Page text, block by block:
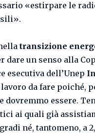
«estirpare le
transizione
dare un senso alla
esecutiva dell’Unep
da fare poiché,
dovremmo essere.
ai quali già
né, tantomeno, a